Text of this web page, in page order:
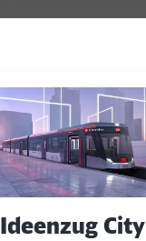
Ideenzug City